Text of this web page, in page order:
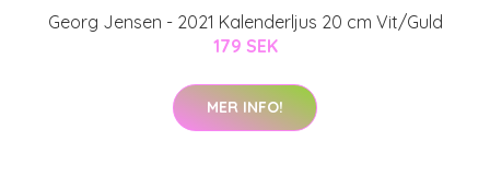
Georg Jensen - 2021 Kalenderljus 20 cm Vit/Guld
179 SEK
MER INFO!